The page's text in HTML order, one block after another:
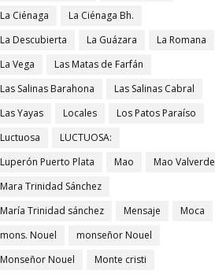
La Ciénaga
La Ciénaga Bh.
La Descubierta
La Guázara
La Romana
La Vega
Las Matas de Farfán
Las Salinas Barahona
Las Salinas Cabral
Las Yayas
Locales
Los Patos Paraíso
Luctuosa
LUCTUOSA:
Luperón Puerto Plata
Mao
Mao Valverde
Mara Trinidad Sánchez
María Trinidad sánchez
Mensaje
Moca
mons. Nouel
monseñor Nouel
Monseñor Nouel
Monte cristi